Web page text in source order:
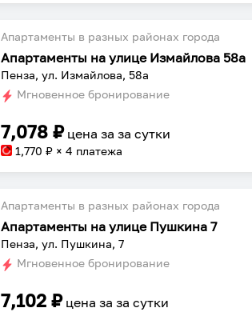
Апартаменты в разных районах города
Апартаменты на улице Измайлова 58а
Пенза, ул. Измайлова, 58а
Мгновенное бронирование
7,078 ₽ цена заза сутки
1,770 ₽ × 4 платежа
Апартаменты в разных районах города
Апартаменты на улице Пушкина 7
Пенза, ул. Пушкина, 7
Мгновенное бронирование
7,102 ₽ цена заза сутки